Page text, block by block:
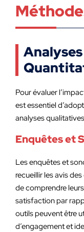
Pour évaluer
est essentiel
analyses
Enquêtes et
Les enquêtes et
recueillir les avis
de comprendre
satisfaction par
outils peuvent être
d’engagement et